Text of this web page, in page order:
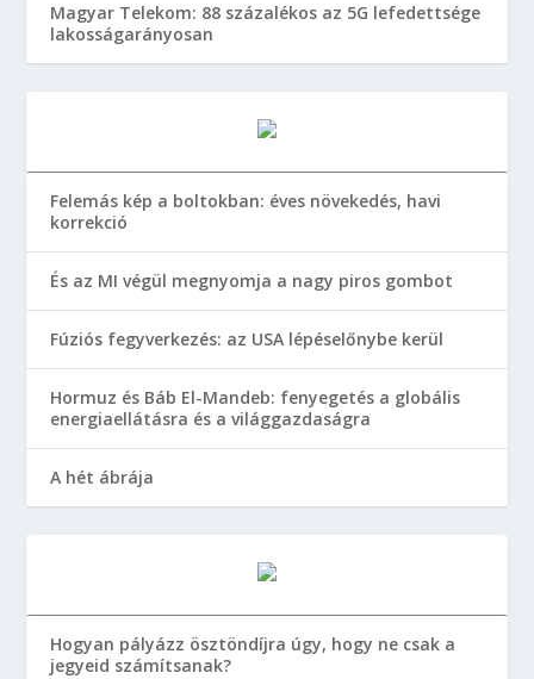
Magyar Telekom: 88 százalékos az 5G lefedettsége
lakosságarányosan
Felemás kép a boltokban: éves növekedés, havi
korrekció
És az MI végül megnyomja a nagy piros gombot
Fúziós fegyverkezés: az USA lépéselőnybe kerül
Hormuz és Báb El-Mandeb: fenyegetés a globális
energiaellátásra és a világgazdaságra
A hét ábrája
Hogyan pályázz ösztöndíjra úgy, hogy ne csak a
jegyeid számítsanak?